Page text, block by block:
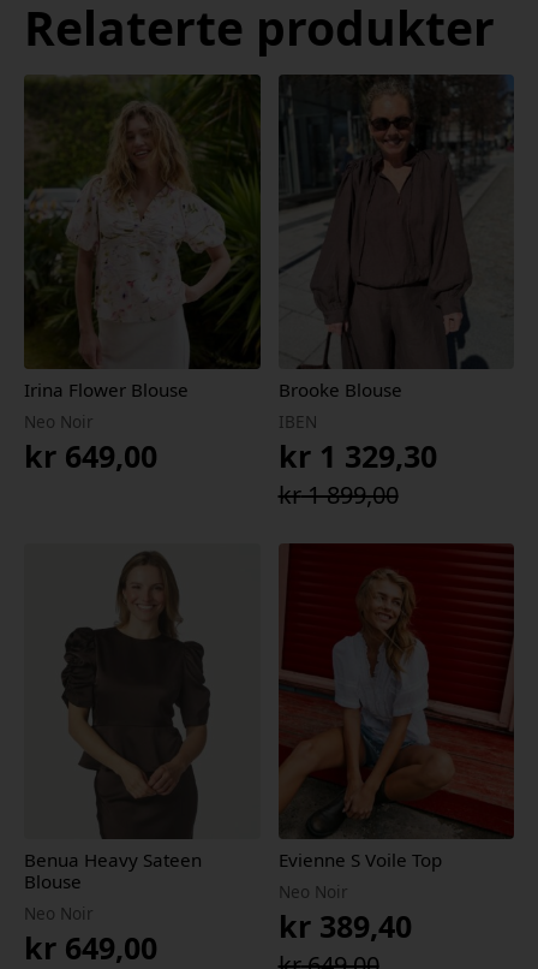
Relaterte produkter
Irina Flower Blouse
Neo Noir
kr 649,00
Brooke Blouse
IBEN
kr1 899,00
Opprinnelig
899,00.
kr1 329,30
Nåværende
329,30.
Benua Heavy Sateen
Blouse
Neo Noir
kr 649,00
Evienne S Voile Top
Neo Noir
Opprinnelig
kr389,40
Nåværende